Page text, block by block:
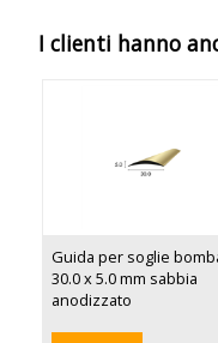
I clienti hanno
Guida per soglie
30.0 x 5.0 mm sabbia
anodizzato